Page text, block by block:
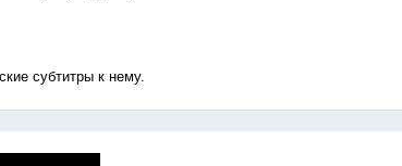
субтитры к нему.